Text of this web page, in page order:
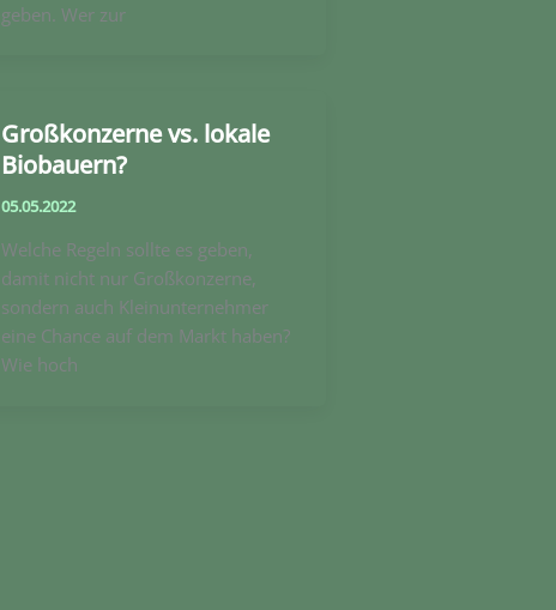
geben. Wer zur
Großkonzerne vs. lokale
Biobauern?
05.05.2022
Welche Regeln sollte es geben,
damit nicht nur Großkonzerne,
sondern auch Kleinunternehmer
eine Chance auf dem Markt haben?
Wie hoch